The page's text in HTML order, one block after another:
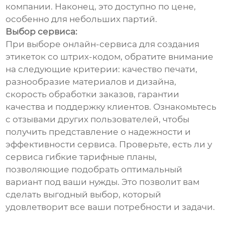
компании. Наконец, это доступно по цене,
особенно для небольших партий.
Выбор сервиса:
При выборе онлайн-сервиса для создания
этикеток со штрих-кодом, обратите внимание
на следующие критерии: качество печати,
разнообразие материалов и дизайна,
скорость обработки заказов, гарантии
качества и поддержку клиентов. Ознакомьтесь
с отзывами других пользователей, чтобы
получить представление о надежности и
эффективности сервиса. Проверьте, есть ли у
сервиса гибкие тарифные планы,
позволяющие подобрать оптимальный
вариант под ваши нужды. Это позволит вам
сделать выгодный выбор, который
удовлетворит все ваши потребности и задачи.